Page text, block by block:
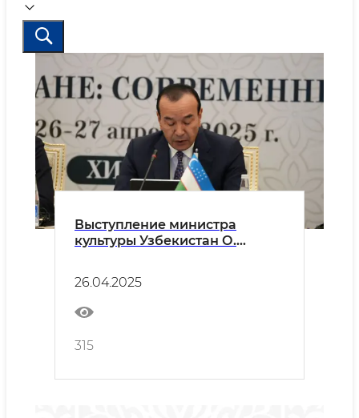
Выступление министра
культуры Узбекистан О.
международной научно-
практической конференции
26.04.2025
315